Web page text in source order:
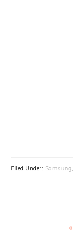
Filed Under: Samsung